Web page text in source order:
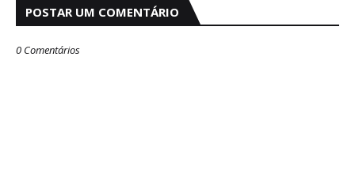
POSTAR UM COMENTÁRIO
0 Comentários